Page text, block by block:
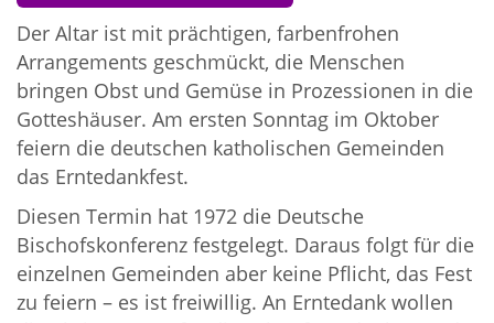
Der Altar ist mit prächtigen, farbenfrohen
Arrangements geschmückt, die Menschen
bringen Obst und Gemüse in Prozessionen in die
Gotteshäuser. Am ersten Sonntag im Oktober
feiern die deutschen katholischen Gemeinden
das Erntedankfest.
Diesen Termin hat 1972 die Deutsche
Bischofskonferenz festgelegt. Daraus folgt für die
einzelnen Gemeinden aber keine Pflicht, das Fest
zu feiern – es ist freiwillig. An Erntedank wollen